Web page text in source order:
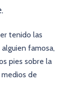
tenido las
famosa,
pies sobre la
de